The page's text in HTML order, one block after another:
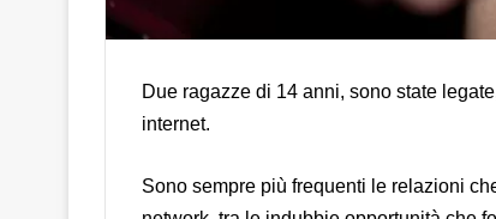
Due ragazze di 14 anni, sono state
internet.
Sono sempre più frequenti le relazioni